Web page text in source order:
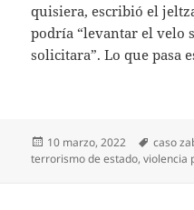
quisiera, escribió el
podría “levantar el velo
solicitara”. Lo que pasa
Publicado
el
10 marzo, 2022 caso
terrorismo de estado,violencia